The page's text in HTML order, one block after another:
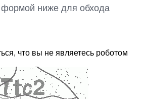
формой ниже для обхода
что вы не являетесь роботом